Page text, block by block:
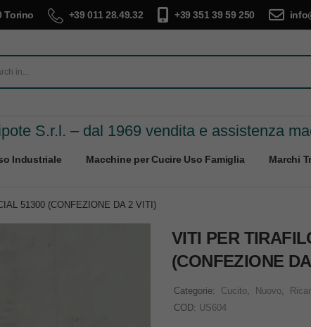
Torino +39 011 28.49.32 +39 351 39 59 250
S.r.l. – dal 1969 vendita e assistenza
Industriale Macchine per Cucire Uso Famiglia Marchi
51300 (CONFEZIONE DA 2 VITI)
VITI PER
(CONFEZIONE
Categorie: Cucito Nuovo
COD: US604